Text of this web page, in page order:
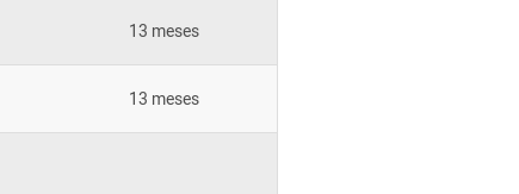
13 meses
13 meses